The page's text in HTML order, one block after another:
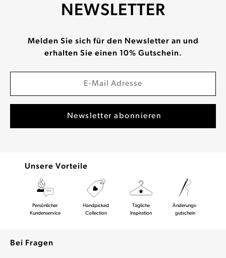
NEWSLETTER
Melden Sie sich für den Newsletter an und
erhalten Sie einen 10% Gutschein.
Unsere Vorteile
Persönlicher
Kundenservice
Handpicked
Collection
Tägliche
Inspiration
Änderungs-
gutschein
Bei Fragen